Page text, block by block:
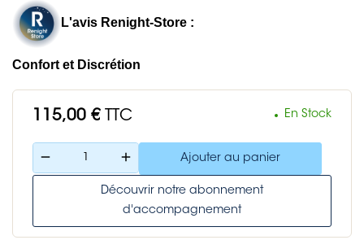
L'avis Renight-Store :
Confort et Discrétion
115,00 € TTC En Stock
remove add Ajouter au panier
Découvrir notre abonnement
d'accompagnement